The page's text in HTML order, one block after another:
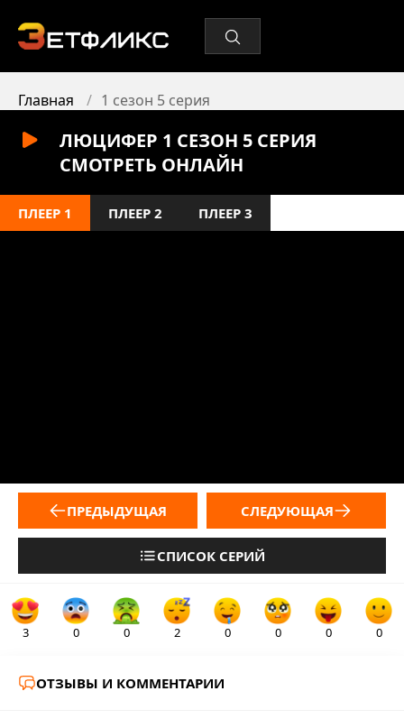
Главная 1 сезон 5 серия
ЛЮЦИФЕР 1 СЕЗОН 5 СЕРИЯ
СМОТРЕТЬ ОНЛАЙН
ПЛЕЕР 1 ПЛЕЕР 2 ПЛЕЕР 3
ПРЕДЫДУЩАЯ
СПИСОК СЕРИЙ
СЛЕДУЮЩАЯ
3 0 0 2 0 0 0 0
ОТЗЫВЫ И КОММЕНТАРИИ